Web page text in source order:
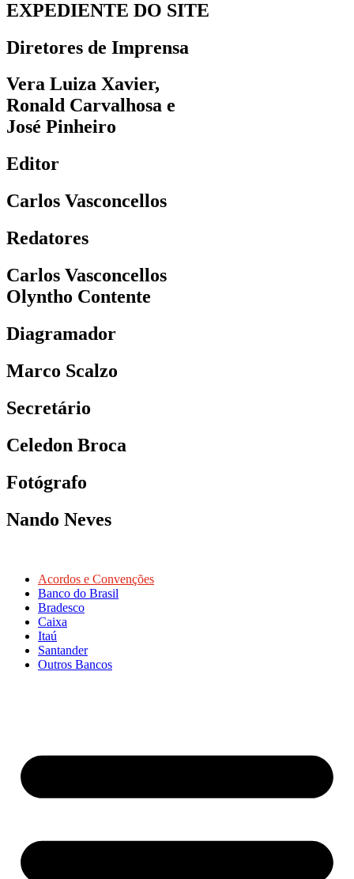
EXPEDIENTE DO SITE
Diretores de Imprensa
Vera Luiza Xavier,
Ronald Carvalhosa e
José Pinheiro
Editor
Carlos Vasconcellos
Redatores
Carlos Vasconcellos
Olyntho Contente
Diagramador
Marco Scalzo
Secretário
Celedon Broca
Fotógrafo
Nando Neves
Acordos e Convenções
Banco do Brasil
Bradesco
Caixa
Itaú
Santander
Outros Bancos